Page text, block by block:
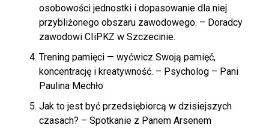
osobowości jednostki i dopasowanie dla niej
przybliżonego obszaru zawodowego. – Doradcy
zawodowi CIiPKZ w Szczecinie.
Trening pamięci — wyćwicz Swoją pamięć,
koncentrację i kreatywność. – Psycholog – Pani
Paulina Mechło
Jak to jest być przedsiębiorcą w dzisiejszych
czasach? – Spotkanie z Panem Arsenem